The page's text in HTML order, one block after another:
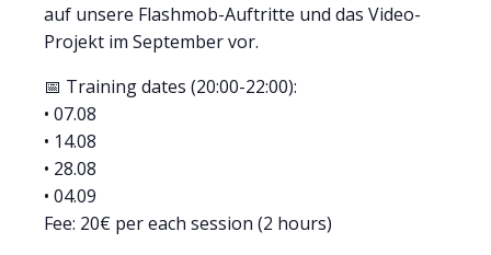
auf unsere Flashmob-Auftritte und das Video-
Projekt im September vor.
📅 Training dates (20:00-22:00):
• 07.08
• 14.08
• 28.08
• 04.09
Fee: 20€ per each session (2 hours)